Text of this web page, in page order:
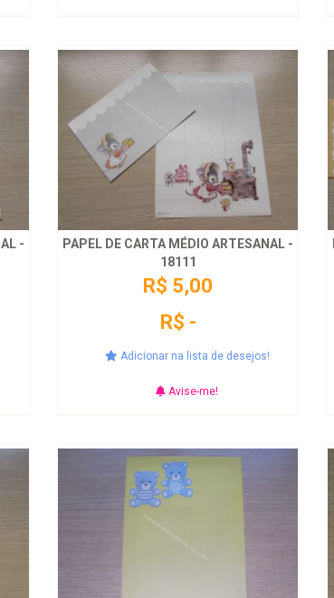
-
PAPEL DE CARTA MÉDIO ARTESANAL -
18111
R$ 5,00
R$ -
Adicionar na lista de desejos!
Avise-me!